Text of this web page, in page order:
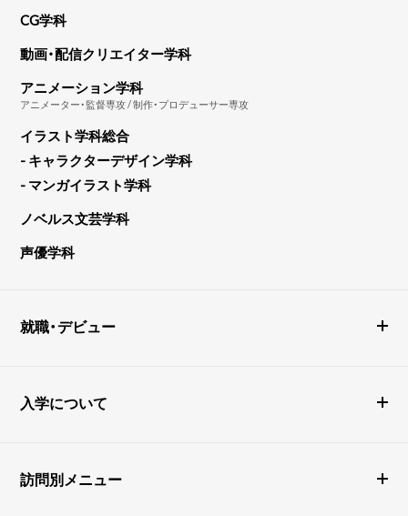
CG学科
動画・配信クリエイター学科
アニメーション学科
アニメーター・監督専攻 / 制作・プロデューサー専攻
イラスト学科総合
- キャラクターデザイン学科
- マンガイラスト学科
ノベルス文芸学科
声優学科
就職・デビュー
入学について
訪問別メニュー